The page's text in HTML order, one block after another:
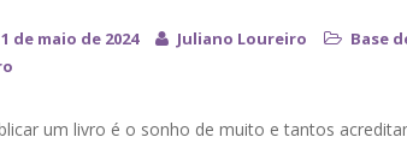
1 de maio de 2024 Juliano Loureiro Base
um livro é o sonho de muito e tantos